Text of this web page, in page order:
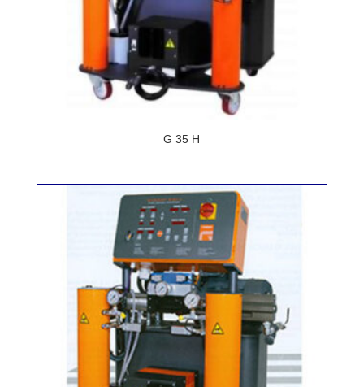
G 35 H